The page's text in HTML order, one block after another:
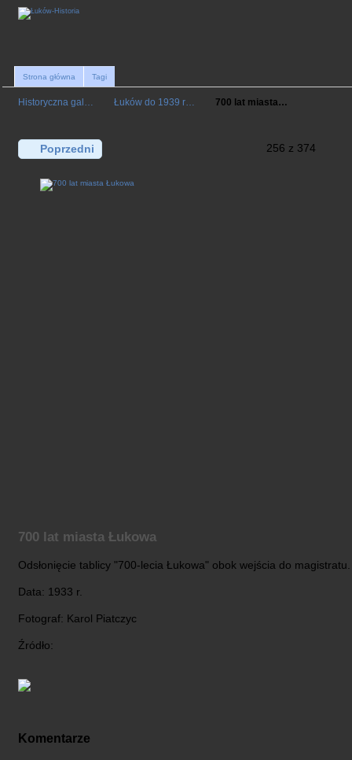
Strona główna Tagi
Historyczna gal… Łuków do 1939 r… 700 lat miasta…
Poprzedni 256 z 374
700 lat miasta Łukowa
Odsłonięcie tablicy "700-lecia Łukowa" obok wejścia do magistratu.
Data: 1933 r.
Fotograf: Karol Piatczyc
Źródło:
Komentarze